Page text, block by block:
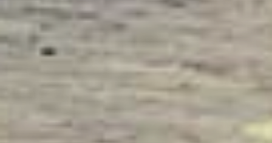
EEN TUIN
BEGINT BIJ
GARDEN DESIGN